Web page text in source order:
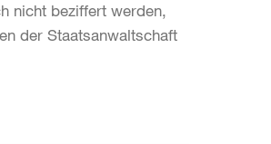
nicht beziffert werden,
der Staatsanwaltschaft